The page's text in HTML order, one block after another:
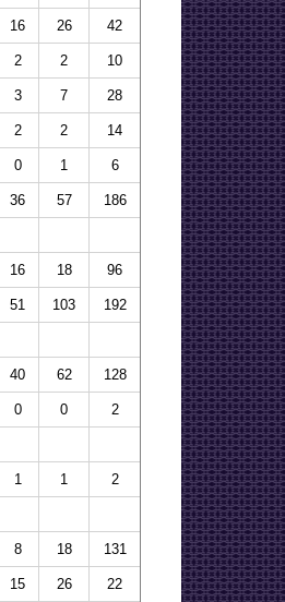
16 26 42
2 2 10
3 7 28
2 2 14
0 1 6
36 57 186
16 18 96
51 103 192
40 62 128
0 0 2
1 1 2
8 18 131
15 26 22